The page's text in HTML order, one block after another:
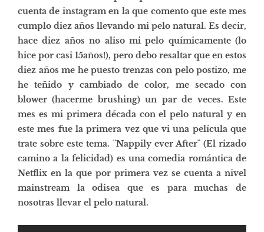
cuenta de instagram en la que comento que este mes
cumplo diez años llevando mi pelo natural. Es decir,
hace diez años no aliso mi pelo químicamente (lo
hice por casi 15años!), pero debo resaltar que en estos
diez años me he puesto trenzas con pelo postizo, me
he teñido y cambiado de color, me secado con
blower (hacerme brushing) un par de veces. Este
mes es mi primera década con el pelo natural y en
este mes fue la primera vez que vi una película que
trate sobre este tema. ¨Nappily ever After¨(El rizado
camino a la felicidad) es una comedia romántica de
Netflix en la que por primera vez se cuenta a nivel
mainstream la odisea que es para muchas de
nosotras llevar el pelo natural.